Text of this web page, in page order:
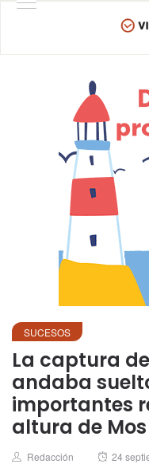
SUCESOS
La captura
andaba
importantes
altura de Mos
Author
Redacción
Posted
24